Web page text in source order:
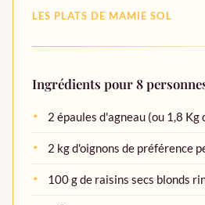
Desserts
LES PLATS DE MAMIE SOL
Ingrédients pour 8
2 épaules d'agneau (ou 1,8 Kg
2 kg d'oignons de préférence
100 g de raisins secs blonds